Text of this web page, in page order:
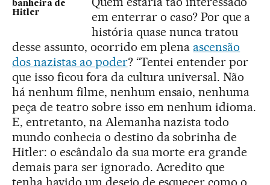
banheira de
Hitler
em enterrar o caso? Por que a
história quase nunca tratou
desse assunto, ocorrido em plena ascensão
dos nazistas ao poder? “Tentei entender por
que isso ficou fora da cultura universal. Não
há nenhum filme, nenhum ensaio, nenhuma
peça de teatro sobre isso em nenhum idioma.
E, entretanto, na Alemanha nazista todo
mundo conhecia o destino da sobrinha de
Hitler: o escândalo da sua morte era grande
demais para ser ignorado. Acredito que
tenha havido um desejo de esquecer como o